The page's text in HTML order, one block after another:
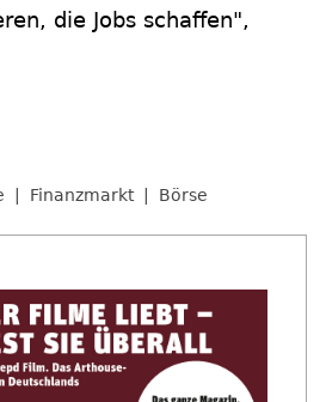
die Jobs schaffen",
Finanzmarkt Börse